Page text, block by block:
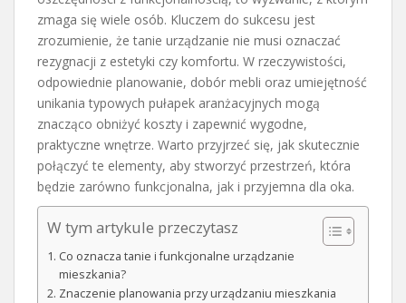
zmaga się wiele osób. Kluczem do sukcesu jest
zrozumienie, że tanie urządzanie nie musi oznaczać
rezygnacji z estetyki czy komfortu. W rzeczywistości,
odpowiednie planowanie, dobór mebli oraz umiejętność
unikania typowych pułapek aranżacyjnych mogą
znacząco obniżyć koszty i zapewnić wygodne,
praktyczne wnętrze. Warto przyjrzeć się, jak skutecznie
połączyć te elementy, aby stworzyć przestrzeń, która
będzie zarówno funkcjonalna, jak i przyjemna dla oka.
W tym artykule przeczytasz
Co oznacza tanie i funkcjonalne urządzanie
mieszkania?
Znaczenie planowania przy urządzaniu mieszkania